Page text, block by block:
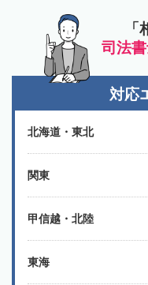
司法
対応
北海道・東北
関東
甲信越・北陸
東海